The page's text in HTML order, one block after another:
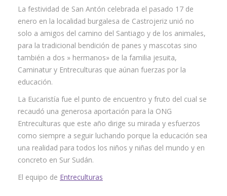
La festividad de San Antón celebrada el pasado 17 de
enero en la localidad burgalesa de Castrojeriz unió no
solo a amigos del camino del Santiago y de los animales,
para la tradicional bendición de panes y mascotas sino
también a dos » hermanos» de la familia jesuita,
Caminatur y Entreculturas que aúnan fuerzas por la
educación.
La Eucaristía fue el punto de encuentro y fruto del cual se
recaudó una generosa aportación para la ONG
Entreculturas que este año dirige su mirada y esfuerzos
como siempre a seguir luchando porque la educación sea
una realidad para todos los niños y niñas del mundo y en
concreto en Sur Sudán.
El equipo de Entreculturas